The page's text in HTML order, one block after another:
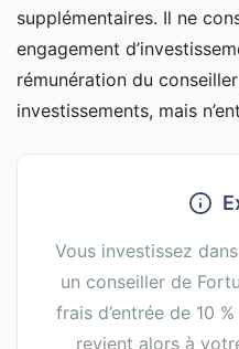
supplémentaires. Il ne
engagement
rémunération du
investissements, mais
Vous investissez
un conseiller de
frais d’entrée de 10
revient alors à